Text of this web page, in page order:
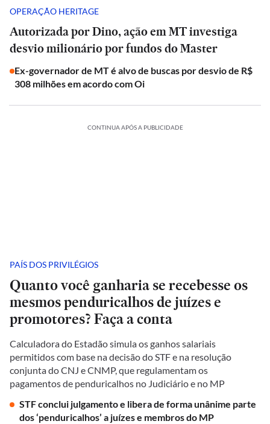
OPERAÇÃO HERITAGE
Autorizada por Dino, ação em MT investiga
desvio milionário por fundos do Master
Ex-governador de MT é alvo de buscas por desvio de R$
308 milhões em acordo com Oi
CONTINUA APÓS A PUBLICIDADE
PAÍS DOS PRIVILÉGIOS
Quanto você ganharia se recebesse os
mesmos penduricalhos de juízes e
promotores? Faça a conta
Calculadora do Estadão simula os ganhos salariais
permitidos com base na decisão do STF e na resolução
conjunta do CNJ e CNMP, que regulamentam os
pagamentos de penduricalhos no Judiciário e no MP
STF conclui julgamento e libera de forma unânime parte
dos ‘penduricalhos’ a juízes e membros do MP